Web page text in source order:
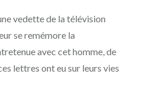
vedette de la télévision
se remémore la
avec cet homme, de
lettres ont eu sur leurs vies